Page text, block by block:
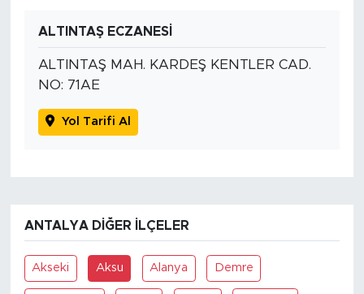
ALTINTAŞ ECZANESİ
ALTINTAŞ MAH. KARDEŞ KENTLER CAD.
NO: 71AE
Yol Tarifi Al
ANTALYA DIĞER İLÇELER
Akseki Aksu Alanya Demre